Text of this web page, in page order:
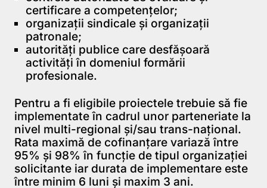
certificare a competențelor;
organizaţii sindicale și organizații
patronale;
autorități publice care desfășoară
activități în domeniul formării
profesionale.
Pentru a fi eligibile proiectele trebuie să fie
implementate în cadrul unor parteneriate la
nivel multi-regional și/sau trans-național.
Rata maximă de cofinanțare variază între
95% şi 98% în funcție de tipul organizației
solicitante iar durata de implementare este
între minim 6 luni şi maxim 3 ani.